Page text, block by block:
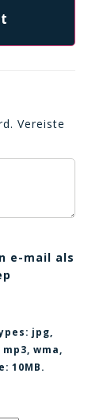
Vereiste
e-mail als
jpg,
wma,
10MB.